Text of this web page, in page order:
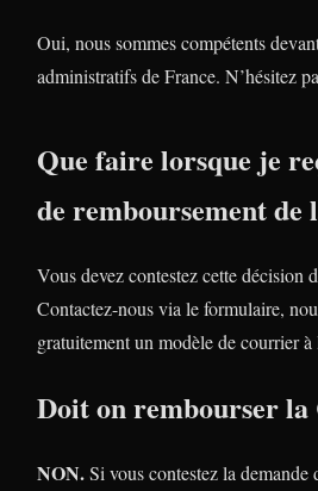
Oui, nous sommes compétents
administratifs de France. N’hésitez
Que faire lorsque je
de remboursement de
Vous devez contestez cette décision
Contactez-nous via le formulaire,
gratuitement un modèle de courrier à
Doit on rembourser la
NON.Si vous contestez la demande